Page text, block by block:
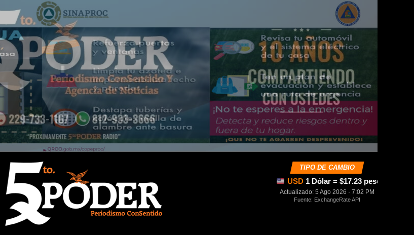
TIPO DE CAMBIO
USD 1 Dólar = $17.23 pesos
Actualizado: 5 Ago 2026 · 7:02 PM
Fuente: ExchangeRate API